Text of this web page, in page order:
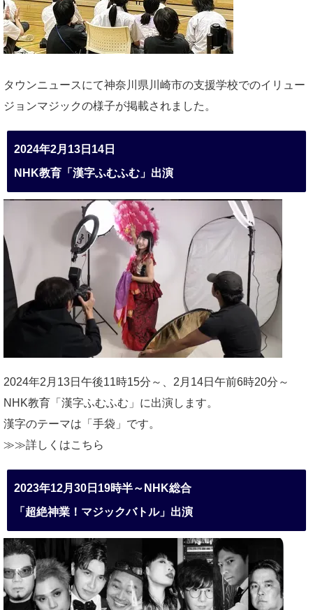
タウンニュースにて神奈川県川崎市の支援学校でのイリュー
ジョンマジックの様子が掲載されました。
2024年2月13日14日
NHK教育「漢字ふむふむ」出演
2024年2月13日午後11時15分～、2月14日午前6時20分～
NHK教育「漢字ふむふむ」に出演します。
漢字のテーマは「手袋」です。
≫≫詳しくはこちら
2023年12月30日19時半～NHK総合
「超絶神業！マジックバトル」出演